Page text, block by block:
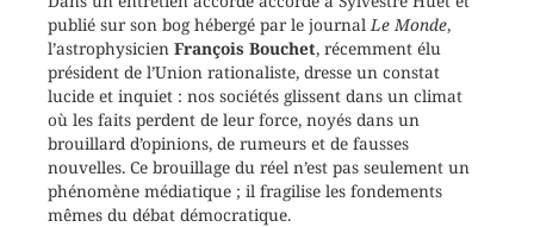
publié sur son bog hébergé par le journal Le Monde,
l’astrophysicien François Bouchet, récemment élu
président de l’Union rationaliste, dresse un constat
lucide et inquiet : nos sociétés glissent dans un climat
où les faits perdent de leur force, noyés dans un
brouillard d’opinions, de rumeurs et de fausses
nouvelles. Ce brouillage du réel n’est pas seulement un
phénomène médiatique ; il fragilise les fondements
mêmes du débat démocratique.